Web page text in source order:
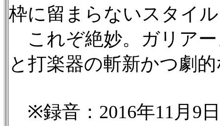
枠に留まらないスタイ
これぞ絶妙。ガリア
と打楽器の斬新かつ劇
※録音：2016年11月9